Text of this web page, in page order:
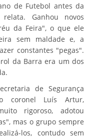
de Futebol antes da
Ganhou novos
da Feira", o que ele
sem maldade e, a
constantes "pegas".
da Barra era um dos
de Segurança
coronel Luís Artur,
rigoroso, adotou
mas o grupo sempre
los, contudo sem